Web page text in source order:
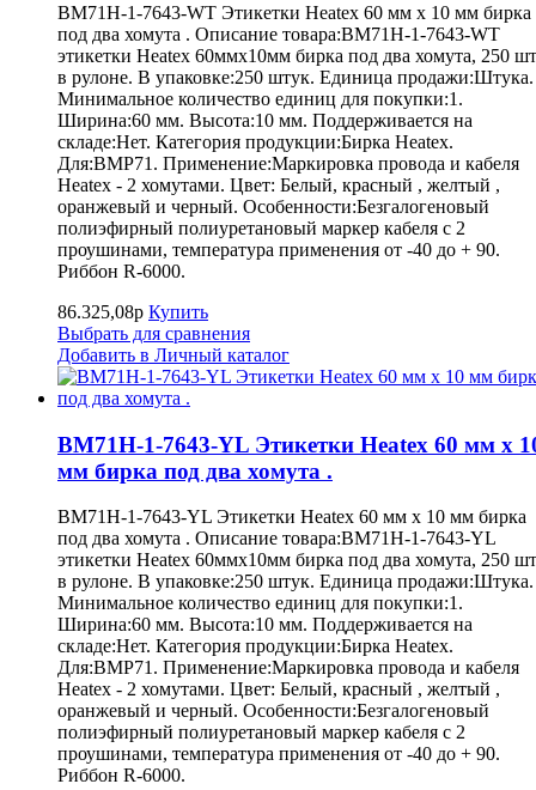
BM71H-1-7643-WT Этикетки Heatex 60 мм x 10 мм бирка
под два хомута . Описание товара:BM71H-1-7643-WT
этикетки Heatex 60ммx10мм бирка под два хомута, 250
в рулоне. В упаковке:250 штук. Единица продажи:Штука.
Минимальное количество единиц для покупки:1.
Ширина:60 мм. Высота:10 мм. Поддерживается на
складе:Нет. Категория продукции:Бирка Heatex.
Для:BMP71. Применение:Маркировка провода и кабеля
Heatex - 2 хомутами. Цвет: Белый, красный , желтый ,
оранжевый и черный. Особенности:Безгалогеновый
полиэфирный полиуретановый маркер кабеля с 2
проушинами, температура применения от -40 до + 90.
Риббон R-6000.
86.325,08р Купить
Выбрать для сравнения
Добавить в Личный каталог
BM71H-1-7643-YL Этикетки Heatex 60 мм x
мм бирка под два хомута .
BM71H-1-7643-YL Этикетки Heatex 60 мм x 10 мм бирка
под два хомута . Описание товара:BM71H-1-7643-YL
этикетки Heatex 60ммx10мм бирка под два хомута, 250
в рулоне. В упаковке:250 штук. Единица продажи:Штука.
Минимальное количество единиц для покупки:1.
Ширина:60 мм. Высота:10 мм. Поддерживается на
складе:Нет. Категория продукции:Бирка Heatex.
Для:BMP71. Применение:Маркировка провода и кабеля
Heatex - 2 хомутами. Цвет: Белый, красный , желтый ,
оранжевый и черный. Особенности:Безгалогеновый
полиэфирный полиуретановый маркер кабеля с 2
проушинами, температура применения от -40 до + 90.
Риббон R-6000.